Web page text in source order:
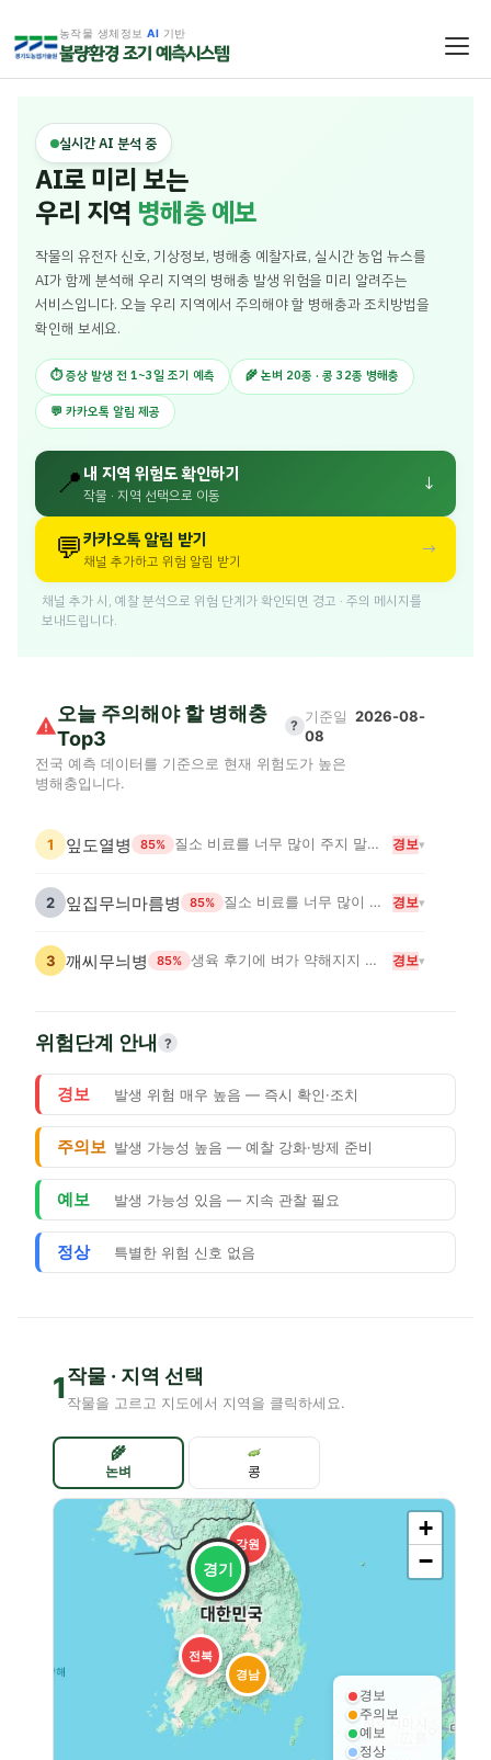
농작물 생체정보AI 기반
불량환경 조기 예측시스템
AI로 미리 보는
우리 지역 병해충 예보
작물의 유전자 신호, 기상정보, 병해충 예찰자료, 실시간 농업 뉴스를
AI가 함께 분석해 우리 지역의 병해충 발생 위험을 미리 알려주는
서비스입니다. 오늘 우리 지역에서 주의해야 할 병해충과 조치방법을
확인해 보세요.
⏱️ 증상 발생 전 1~3일 조기 예측 🌾논벼 20종 · 콩 32종 병해충
💬 카카오톡 알림 제공
실시간 AI 분석 중
📍내 지역 위험도 확인하기
작물 · 지역 선택으로 이동 ↓
💬카카오톡 알림 받기
채널 추가하고 위험 알림 받기 →
채널 추가 시, 예찰 분석으로 위험 단계가 확인되면 경고 · 주의 메시지를
보내드립니다.
오늘 주의해야 할 병해충
Top3
?
기준일 2026-08-
08
전국 예측 데이터를 기준으로 현재 위험도가 높은
병해충입니다.
1 잎도열병 85% 질소 비료를 너무 많이 주지 말고, 특히 계분·돈분 같은 가축분 퇴비 과다 시비는 피하세요. 경보▾
2 잎집무늬마름병 85% 질소 비료를 너무 많이 주지 말고, 포장이 너무 빽빽해지지 않게 관리하세요. 경보▾
3 깨씨무늬병 85% 생육 후기에 벼가 약해지지 않도록 질소비료를 더 주지 말고, 물과 양분 관리에 신경 쓰세요. 경보▾
위험단계 안내 ?
경보 발생 위험 매우 높음 — 즉시 확인·조치
주의보 발생 가능성 높음 — 예찰 강화·방제 준비
예보 발생 가능성 있음 — 지속 관찰 필요
정상 특별한 위험 신호 없음
1작물 · 지역 선택
작물을 고르고 지도에서 지역을 클릭하세요.
🌾
논벼 콩
경기
강원
전북
경남
+
−
경보
주의보
예보
정상